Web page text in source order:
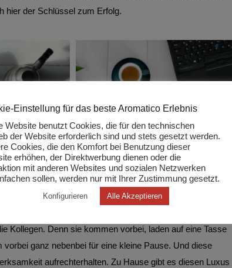
hier der Schlüssel zum Erfolg.
Kollegen. Denn sie kommen vorbei, laden auf eine Tasse
ganz nebenbei für eine kleine Pause. Und diese
aufrechterhalten. Zu Hause gibt es diesen Luxus
Einstellung für das beste Aromatico Erlebnis
Website benutzt Cookies, die für den technischen
der Website erforderlich sind und stets gesetzt werden.
Cookies, die den Komfort bei Benutzung dieser
erhöhen, der Direktwerbung dienen oder die
mit anderen Websites und sozialen Netzwerken
sollen, werden nur mit Ihrer Zustimmung gesetzt.
Konfigurieren Alle Akzeptieren